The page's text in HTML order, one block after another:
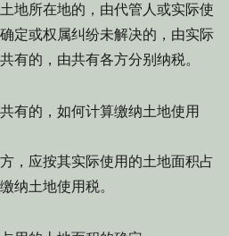
地所在地的，由代管人或实际使
定或权属纠纷未解决的，由实际
有的，由共有各方分别纳税。
的，如何计算缴纳土地使用
应按其实际使用的土地面积占
纳土地使用税。